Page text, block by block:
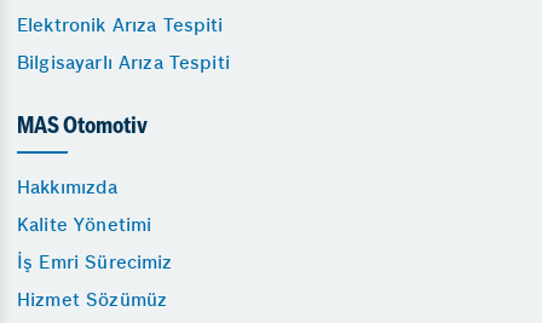
Elektronik Arıza Tespiti
Bilgisayarlı Arıza Tespiti
MAS Otomotiv
Hakkımızda
Kalite Yönetimi
İş Emri Sürecimiz
Hizmet Sözümüz